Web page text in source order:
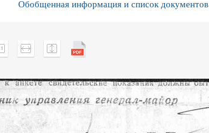
Обобщенная информация и список документов